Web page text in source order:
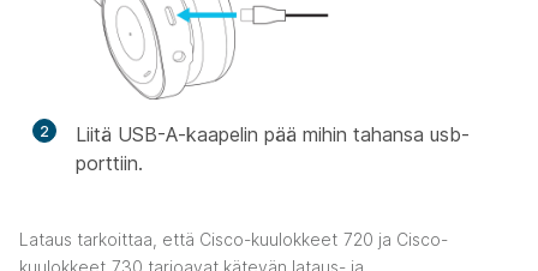
2
Liitä USB-A-kaapelin pää mihin tahansa usb-
porttiin.
Lataus tarkoittaa, että Cisco-kuulokkeet 720 ja Cisco-
kuulokkeet 730 tarjoavat kätevän lataus- ja